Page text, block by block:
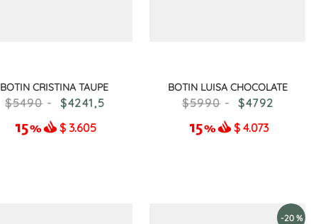
BOTIN CRISTINA TAUPE
5490 4241,5
$ 3.605
BOTIN LUISA CHOCOLATE
5990
4792
$ 4.073
-20 %